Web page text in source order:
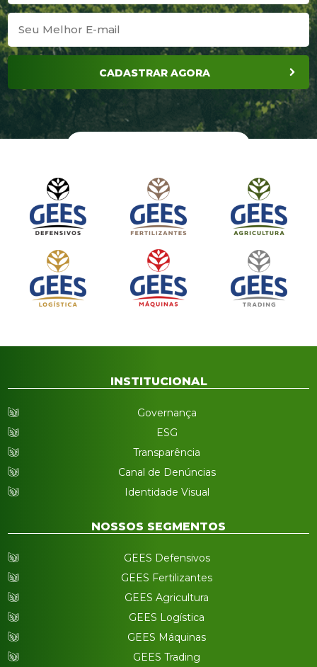
CADASTRAR AGORA
INSTITUCIONAL
Governança
ESG
Transparência
Canal de Denúncias
Identidade Visual
NOSSOS SEGMENTOS
GEES Defensivos
GEES Fertilizantes
GEES Agricultura
GEES Logística
GEES Máquinas
GEES Trading